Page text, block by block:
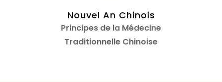
Nouvel An Chinois
Principes de la Médecine
Traditionnelle Chinoise